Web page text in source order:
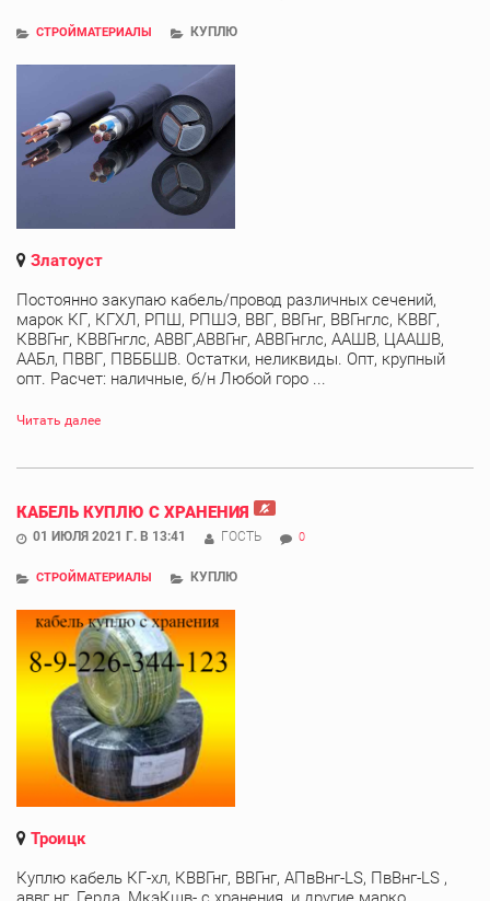
СТРОЙМАТЕРИАЛЫ КУПЛЮ
Златоуст
Постоянно закупаю кабель/провод различных сечений,
марок КГ, КГХЛ, РПШ, РПШЭ, ВВГ, ВВГнг, ВВГнглс, КВВГ,
КВВГнг, КВВГнглс, АВВГ,АВВГнг, АВВГнглс, ААШВ, ЦААШВ,
ААБл, ПВВГ, ПВББШВ. Остатки, неликвиды. Опт, крупный
опт. Расчет: наличные, б/н Любой горо ...
Читать далее
КАБЕЛЬ КУПЛЮ С ХРАНЕНИЯ
01 ИЮЛЯ 2021 Г. В 13:41 ГОСТЬ 0
СТРОЙМАТЕРИАЛЫ КУПЛЮ
Троицк
Куплю кабель КГ-хл, КВВГнг, ВВГнг, АПвВнг-LS, ПвВнг-LS ,